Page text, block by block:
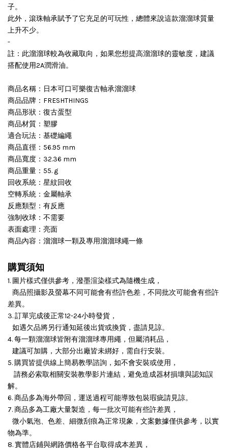
子。
此外，滾珠軸承賦予了它充足的可玩性，總體來說這款溜溜球質量
上升不少。
-
註：此溜溜球較為收藏取向，如果您想提高溜溜球的靈敏度，建議
搭配使用2A潤滑油。
商品名稱：日本可口可樂復古軸承溜溜球
商品品牌：FRESHTHINGS
商品形狀：復古蛋型
商品材質：塑膠
適合玩法：基礎編繩
商品直徑：56.95 mm
商品寬度：32.36 mm
商品重量：55. g
回收系統：星紋回收
空轉系統：金屬軸承
反應類型：有反應
強制收球：不需要
表面處理：亮面
商品內容：溜溜球一顆及專用溜溜球繩一條
購買須知
1. 圖片樣式僅供參考，潑墨渲染樣式為隨機生成，
商品照攝影及螢幕不同可能會有些許色差，不同批次可能會有些許
差異。
3. 訂單完成後正常12-24小時發貨，
如遇欠品將另行通知延後出貨或換貨，盡請見諒。
4. 每一顆溜溜球皆附有溜溜球專用繩，但屬消耗品，
建議可加購，大部分出廠皆未綁好，需自行安裝。
5. 購買皆提供線上簡易教學諮詢，如不會安裝或使用，
請務必索取相關安裝教學影片連結，避免造成器材損壞與認知誤
解。
6. 商品多為海外帶回，運送過程可能導致包裝瑕疵請見諒。
7. 商品多為工廠大量製造，每一批次可能有些許差異，
微小氣泡、色差、細微刮痕為正常現象，文案數據僅供參考，以實
物為準。
8. 實體店鋪與網路價格各平台取得成本差異，